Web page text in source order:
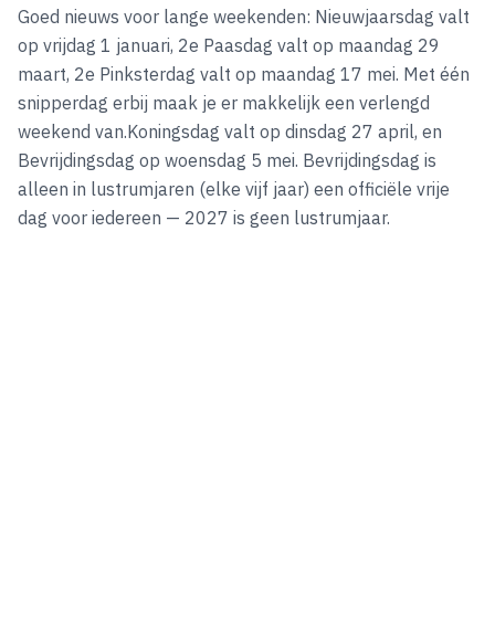
Goed nieuws voor lange weekenden: Nieuwjaarsdag valt
op vrijdag 1 januari, 2e Paasdag valt op maandag 29
maart, 2e Pinksterdag valt op maandag 17 mei. Met één
snipperdag erbij maak je er makkelijk een verlengd
weekend van.Koningsdag valt op dinsdag 27 april, en
Bevrijdingsdag op woensdag 5 mei. Bevrijdingsdag is
alleen in lustrumjaren (elke vijf jaar) een officiële vrije
dag voor iedereen — 2027 is geen lustrumjaar.